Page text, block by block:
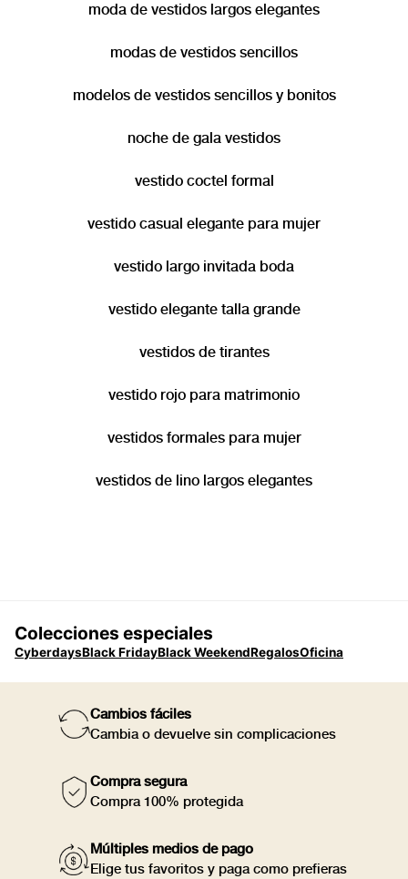
moda de vestidos largos elegantes
modas de vestidos sencillos
modelos de vestidos sencillos y bonitos
noche de gala vestidos
vestido coctel formal
vestido casual elegante para mujer
vestido largo invitada boda
vestido elegante talla grande
vestidos de tirantes
vestido rojo para matrimonio
vestidos formales para mujer
vestidos de lino largos elegantes
Colecciones especiales
CyberdaysBlack FridayBlack WeekendRegalosOficina
Cambios fáciles
Cambia o devuelve sin complicaciones
Compra segura
Compra 100% protegida
Múltiples medios de pago
Elige tus favoritos y paga como prefieras